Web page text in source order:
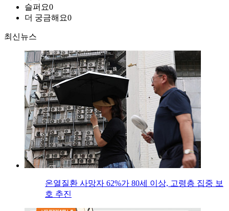
슬퍼요0
더 궁금해요0
최신뉴스
온열질환 사망자 62%가 80세 이상, 고령층 집중 보
호 추진